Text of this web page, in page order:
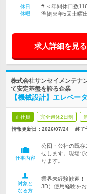
休日
休暇
# ＜年間休日数
準拠※年5回土曜
求人詳細を見る
株式会社サンセイメンテナ
て安定基盤を誇る企業
【機械設計】エレベー
正社員 完全週休2日制
情報更新日：2026/07/24 終了
仕事内容
公団・公社の既
せします。現場
ります。
対象と
なる方
業界未経験歓迎
3D）使用経験を